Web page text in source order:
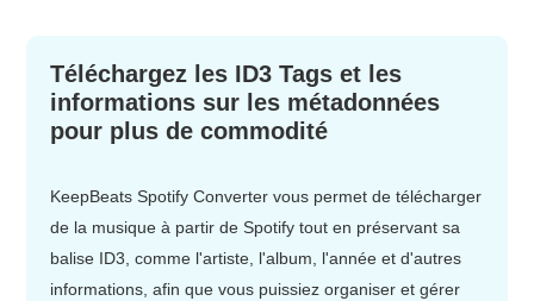
Téléchargez les ID3 Tags et les
informations sur les métadonnées
pour plus de commodité
KeepBeats Spotify Converter vous permet de télécharger
de la musique à partir de Spotify tout en préservant sa
balise ID3, comme l'artiste, l'album, l'année et d'autres
informations, afin que vous puissiez organiser et gérer